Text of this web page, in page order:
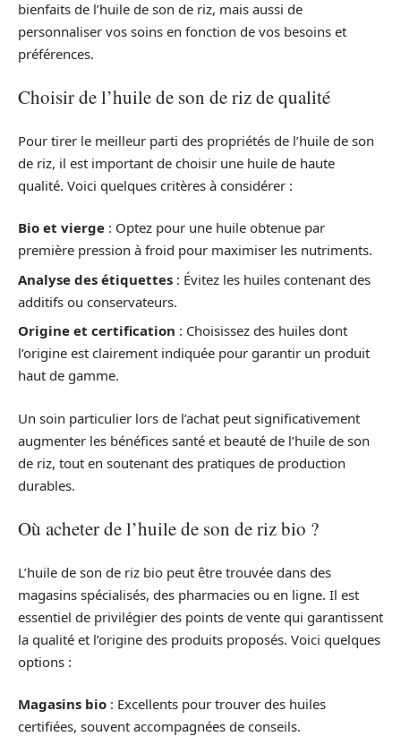
bienfaits de l’huile de son de riz, mais aussi de
personnaliser vos soins en fonction de vos besoins et
préférences.
Choisir de l’huile de son de riz de qualité
Pour tirer le meilleur parti des propriétés de l’huile de son
de riz, il est important de choisir une huile de haute
qualité. Voici quelques critères à considérer :
Bio et vierge : Optez pour une huile obtenue par
première pression à froid pour maximiser les nutriments.
Analyse des étiquettes : Évitez les huiles contenant des
additifs ou conservateurs.
Origine et certification : Choisissez des huiles dont
l’origine est clairement indiquée pour garantir un produit
haut de gamme.
Un soin particulier lors de l’achat peut significativement
augmenter les bénéfices santé et beauté de l’huile de son
de riz, tout en soutenant des pratiques de production
durables.
Où acheter de l’huile de son de riz bio ?
L’huile de son de riz bio peut être trouvée dans des
magasins spécialisés, des pharmacies ou en ligne. Il est
essentiel de privilégier des points de vente qui garantissent
la qualité et l’origine des produits proposés. Voici quelques
options :
Magasins bio : Excellents pour trouver des huiles
certifiées, souvent accompagnées de conseils.